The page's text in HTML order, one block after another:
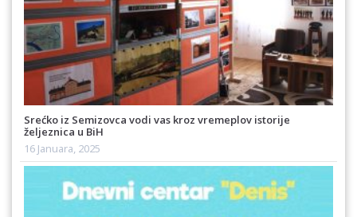
Srećko iz Semizovca vodi vas kroz vremeplov istorije
željeznica u BiH
16 Januara, 2025